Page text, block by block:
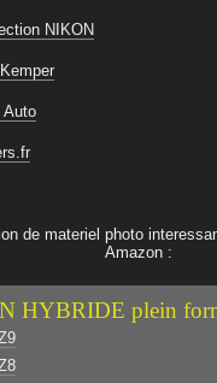
NIKON
Auto
de materiel photo
Amazon :
HYBRIDE plein